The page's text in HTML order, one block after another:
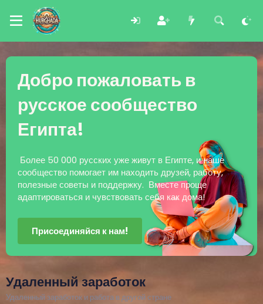
Добро пожаловать в
русское сообщество
Египта!
Более 50 000 русских уже живут в Египте, и наше
сообщество помогает им находить друзей, работу,
полезные советы и поддержку. Вместе проще
адаптироваться и чувствовать себя как дома!
Присоединяйся к нам!
Удаленный заработок
Удаленный заработок и работа в другой стране